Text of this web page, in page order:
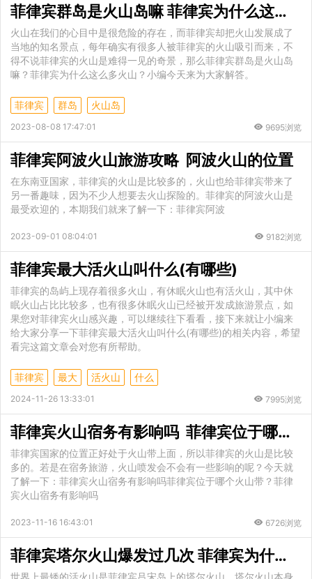
菲律宾群岛是火山岛嘛 菲律宾为什么这么多火山
火山在我们的心目中是很危险的存在，而菲律宾却把火山发展成了
当地的知名景点，每年确实有很多人被菲律宾的火山吸引而来，不
得不说菲律宾的火山是难得一见的奇景，那么菲律宾群岛是火山岛
嘛？菲律宾为什么这么多火山？小编今天来为大家解答。
菲律宾 群岛 火山岛
2023-08-08 17:47:01 9695浏览
菲律宾阿波火山旅游攻略 阿波火山的位置
在东南亚国家，菲律宾的火山是比较多的，火山也给菲律宾带来了
另一番趣味，因为不少人想要去火山探险的。菲律宾的阿波火山是
最受欢迎的，本期我们就来了解一下：菲律宾阿波
2023-09-01 08:04:01 9182浏览
菲律宾最大活火山叫什么(有哪些)
菲律宾的岛屿上现存着很多火山，有休眠火山也有活火山，其中休
眠火山占比比较多，也有很多休眠火山已经被开发成旅游景点，如
果您对菲律宾火山感兴趣，可以继续往下看看，接下来就让小编来
给大家分享一下菲律宾最大活火山叫什么(有哪些)的相关内容，希望
看完这篇文章会对您有所帮助。
菲律宾 最大 活火山 什么
2024-11-26 13:33:01 7995浏览
菲律宾火山宿务有影响吗 菲律宾位于哪个火山带
菲律宾国家的位置正好处于火山带上面，所以菲律宾的火山是比较
多的。若是在宿务旅游，火山喷发会不会有一些影响的呢？今天就
了解一下：菲律宾火山宿务有影响吗菲律宾位于哪个火山带？菲律
宾火山宿务有影响吗
2023-11-16 16:43:01 6726浏览
菲律宾塔尔火山爆发过几次 菲律宾为什么多火山